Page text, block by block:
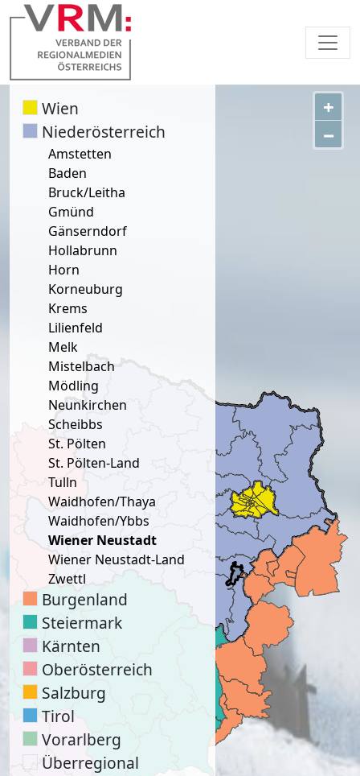
+
−
Wien
Niederösterreich
Amstetten
Baden
Bruck/Leitha
Gmünd
Gänserndorf
Hollabrunn
Horn
Korneuburg
Krems
Lilienfeld
Melk
Mistelbach
Mödling
Neunkirchen
Scheibbs
St. Pölten
St. Pölten-Land
Tulln
Waidhofen/Thaya
Waidhofen/Ybbs
Wiener Neustadt
Wiener Neustadt-Land
Zwettl
Burgenland
Steiermark
Kärnten
Oberösterreich
Salzburg
Tirol
Vorarlberg
Überregional